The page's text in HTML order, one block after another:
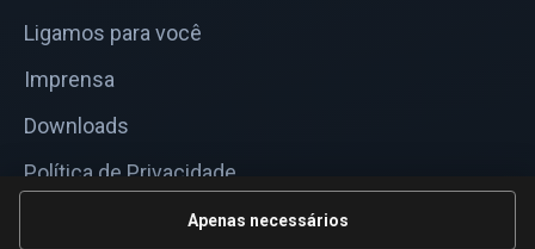
Ligamos para você
Imprensa
Downloads
Política de Privacidade
Apenas necessários